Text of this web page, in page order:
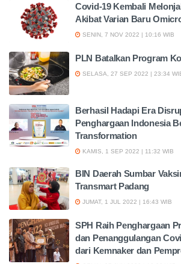
Covid-19 Kembali
Akibat Varian Baru
SENIN, 7 NOV 2022 | 10:16 WIB
PLN Batalkan Program
SELASA, 27 SEP 2022 | 23:34
Berhasil Hadapi Era
Penghargaan Indonesia
Transformation
KAMIS, 1 SEP 2022 | 11:32 WIB
BIN Daerah Sumbar
Transmart Padang
JUMAT, 1 JUL 2022 | 16:43 WIB
SPH Raih Penghargaan
dan Penanggulangan
dari Kemnaker dan